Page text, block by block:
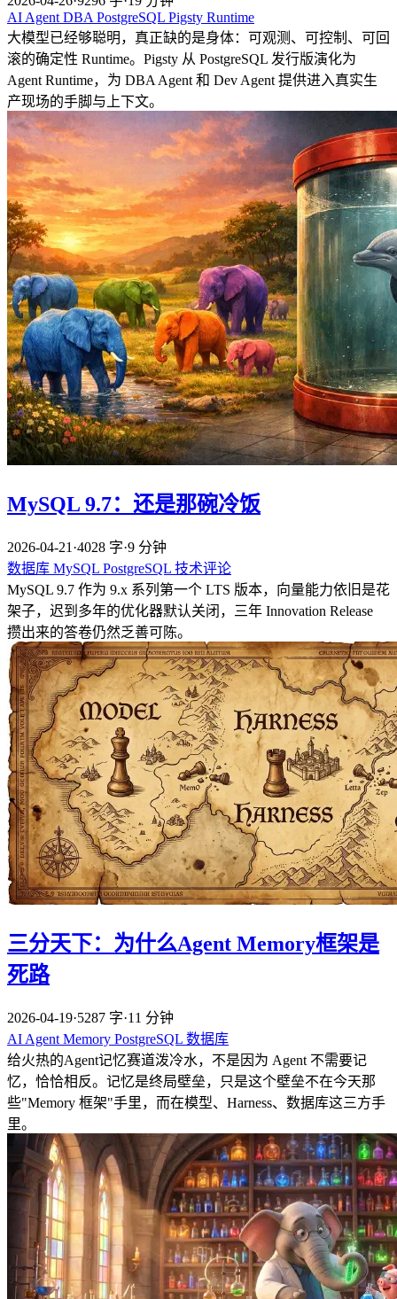
AI Agent DBA PostgreSQL Pigsty Runtime
大模型已经够聪明，真正缺的是身体：可观测、可控制、可回
滚的确定性 Runtime。Pigsty 从 PostgreSQL 发行版演化为
Agent Runtime，为 DBA Agent 和 Dev Agent 提供进入真实生
产现场的手脚与上下文。
MySQL 9.7：还是那碗冷饭
2026-04-21 ·4028 字·9 分钟
数据库 MySQL PostgreSQL 技术评论
MySQL 9.7 作为 9.x 系列第一个 LTS 版本，向量能力依旧是花
架子，迟到多年的优化器默认关闭，三年 Innovation Release
攒出来的答卷仍然乏善可陈。
三分天下：为什么Agent Memory框架是
死路
2026-04-19·5287 字·11 分钟
AI Agent Memory PostgreSQL 数据库
给火热的Agent记忆赛道泼冷水，不是因为 Agent 不需要记
忆，恰恰相反。记忆是终局壁垒，只是这个壁垒不在今天那
些"Memory 框架"手里，而在模型、Harness、数据库这三方手
里。